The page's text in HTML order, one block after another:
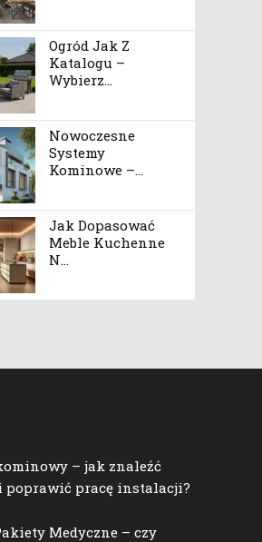
Ogród Jak Z
Katalogu –
Wybierz...
Nowoczesne
Systemy
Kominowe –...
Jak Dopasować
Meble Kuchenne
N...
– jak znaleźć
poprawić pracę instalacji?
Medyczne – czy